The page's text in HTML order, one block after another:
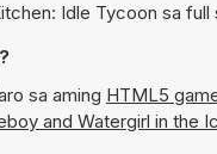
Idle Tycoon sa
sa aming HTML5
and Watergirl in the